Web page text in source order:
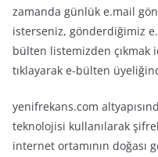
zamanda günlük e.mail
isterseniz, gönderdiğimiz
bülten listemizden çıkmak
tıklayarak e-bülten
yenifrekans.com
teknolojisi kullanılarak
internet ortamının doğası